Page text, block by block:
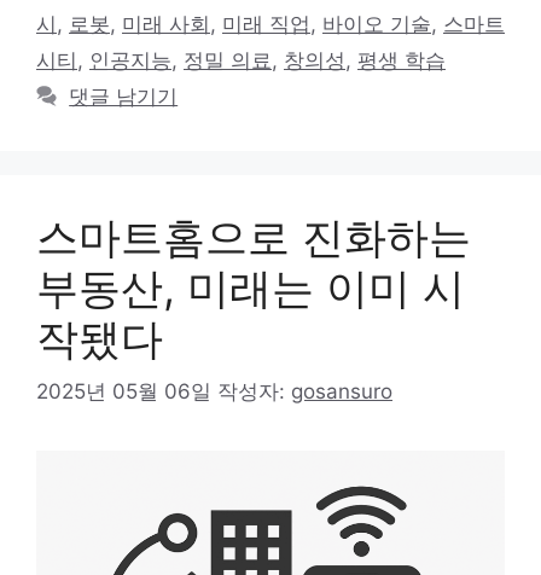
리
그
시 , 로봇, 미래 사회 , 미래 직업 , 바이오 기술, 스마트
시티 , 인공지능, 정밀 의료 , 창의성 , 평생 학습
댓글 남기기
스마트홈으로 진화하는
부동산, 미래는 이미 시
작됐다
2025년 05월 06일 작성자: gosansuro